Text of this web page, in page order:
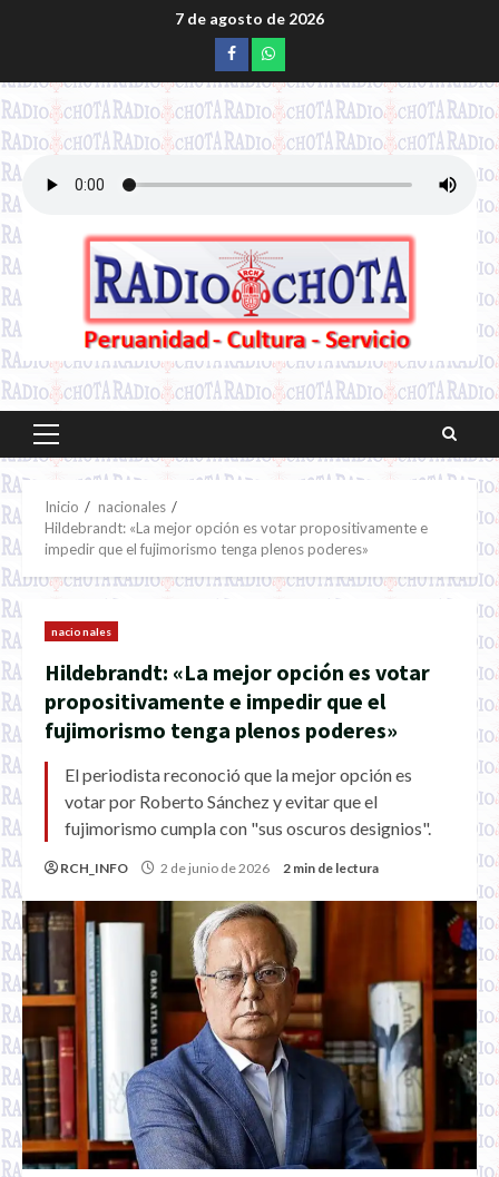
7 de agosto de 2026
Facebookwhatsapp
Menú
principal
Inicio
nacionales
Hildebrandt: «La mejor opción es votar propositivamente e
impedir que el fujimorismo tenga plenos poderes»
nacionales
Hildebrandt: «La mejor opción es votar
propositivamente e impedir que el
fujimorismo tenga plenos poderes»
El periodista reconoció que la mejor opción es
votar por Roberto Sánchez y evitar que el
fujimorismo cumpla con "sus oscuros designios".
RCH_INFO 2 de junio de 2026 2 min de lectura